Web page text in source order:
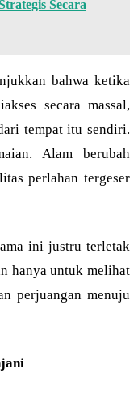
Secara
bahwa ketika
secara massal,
tempat itu sendiri.
Alam berubah
perlahan tergeser
ini justru terletak
hanya untuk melihat
perjuangan menuju